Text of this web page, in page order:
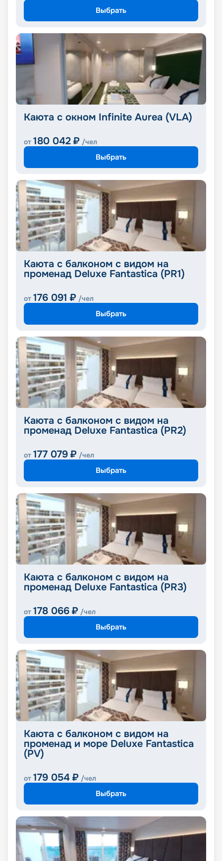
Выбрать
Каюта с окном Infinite Aurea (VLA)
от 180 042 ₽ /чел
Выбрать
Каюта с балконом с видом на
променад Deluxe Fantastica (PR1)
от 176 091 ₽ /чел
Выбрать
Каюта с балконом с видом на
променад Deluxe Fantastica (PR2)
от 177 079 ₽ /чел
Выбрать
Каюта с балконом с видом на
променад Deluxe Fantastica (PR3)
от 178 066 ₽ /чел
Выбрать
Каюта с балконом с видом на
променад и море Deluxe Fantastica
(PV)
от 179 054 ₽ /чел
Выбрать